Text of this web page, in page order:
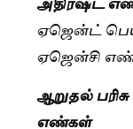
ஏஜென்ட்
ஏஜென்சி எண்.:
ஆறுதல்
எண்கள்